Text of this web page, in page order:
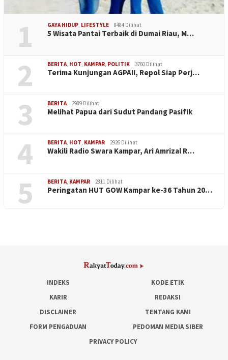
1 GAYA HIDUP, LIFESTYLE 8484 Dilihat
5 Wisata Pantai Terbaik di Dumai Riau, M…
2 BERITA, HOT, KAMPAR, POLITIK 3760 Dilihat
Terima Kunjungan AGPAII, Repol Siap Perj…
3 BERITA 2989 Dilihat
Melihat Papua dari Sudut Pandang Pasifik
4 BERITA, HOT, KAMPAR 2926 Dilihat
Wakili Radio Swara Kampar, Ari Amrizal R…
5 BERITA, KAMPAR 2811 Dilihat
Peringatan HUT GOW Kampar ke-36 Tahun 20…
INDEKS
KODE ETIK
KARIR
REDAKSI
DISCLAIMER
TENTANG KAMI
FORM PENGADUAN
PEDOMAN MEDIA SIBER
PRIVACY POLICY